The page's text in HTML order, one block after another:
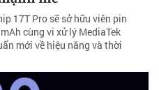
17T Pro sẽ sở hữu viên pin
cùng vi xử lý MediaTek
mới về hiệu năng và thời